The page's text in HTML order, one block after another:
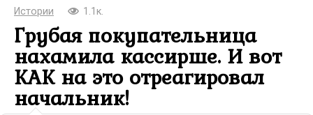
Истории 1.1к.
Грубая покупательница
нахамила кассирше. И вот
КАК на это отреагировал
начальник!